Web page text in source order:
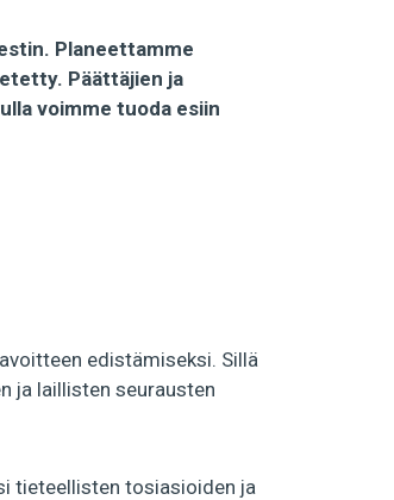
Planeettamme
Päättäjien ja
voimme tuoda esiin
edistämiseksi. Sillä
ja laillisten seurausten
tieteellisten tosiasioiden ja